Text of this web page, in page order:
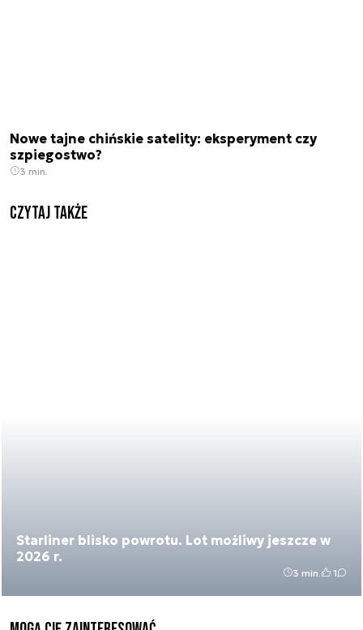
Nowe tajne chińskie satelity: eksperyment czy
szpiegostwo?
3 min.
Czytaj także
Starliner blisko powrotu. Lot możliwy jeszcze w
2026 r.
3 min. 1